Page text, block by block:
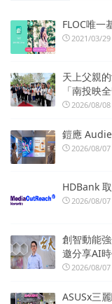
FLOC唯一
2021/03/29
天上父親
「南投映
2026/08/08
鎧應
2026/08/07
HDBank
2026/08/07
創智動能
邀分享AI
2026/08/07
ASUSx三